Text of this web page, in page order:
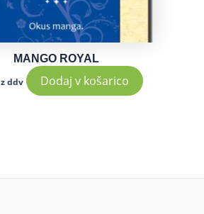
MANGO ROYAL
z ddv Dodaj v košarico